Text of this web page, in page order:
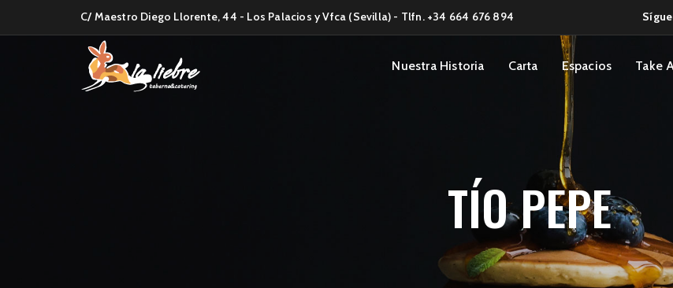
C/ Maestro Diego Llorente, 44 - Los Palacios y Vfca (Sevilla) - Tlfn. +34 664 676 894
Nuestra Historia Carta Espacios Take
TÍO PEPE